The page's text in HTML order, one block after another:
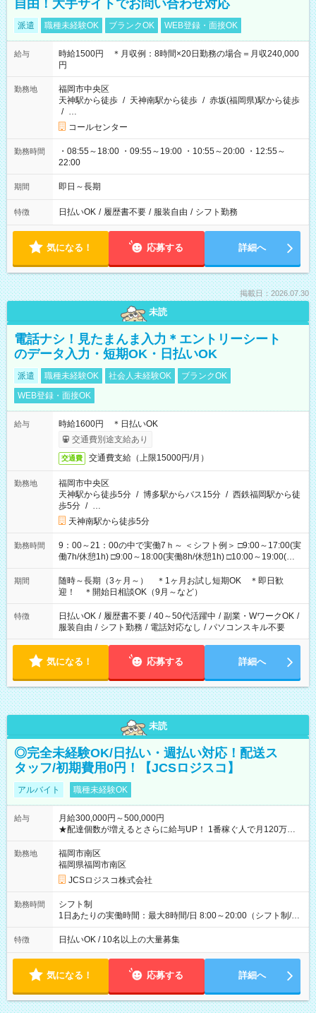
自由！大手サイトでお問い合わせ対応
派遣 職種未経験OK ブランクOK WEB登録・面接OK
給与
時給1500円 ＊月収例：8時間×20日勤務の場合＝月収240,000
円
勤務地
福岡市中央区
天神駅から徒歩 / 天神南駅から徒歩 / 赤坂(福岡県)駅から徒歩
/ …
コールセンター
勤務時間
・08:55～18:00 ・09:55～19:00 ・10:55～20:00 ・12:55～
22:00
期間 即日～長期
特徴 日払いOK / 履歴書不要 / 服装自由 / シフト勤務
気になる！ 応募する 詳細へ
掲載日：2026.07.30
未読
電話ナシ！見たまんま入力＊エントリーシート
のデータ入力・短期OK・日払いOK
派遣 職種未経験OK 社会人未経験OK
ブランクOK
WEB登録・面接OK
給与
時給1600円 ＊日払いOK
交通費別途支給あり
交通費 交通費支給（上限15000円/月）
勤務地
福岡市中央区
天神駅から徒歩5分 / 博多駅からバス15分 / 西鉄福岡駅から徒
歩5分 / …
天神南駅から徒歩5分
勤務時間
9：00～21：00の中で実働7ｈ～ ＜シフト例＞ □9:00～17:00(実
働7h/休憩1h) □9:00～18:00(実働8h/休憩1h) □10:00～19:00(実
働8h/休憩1h) □11:00～20:00(実働8h/休憩1h) □12:00～20:00(実
働7h/休憩1h) □12:00～21:00(実働7h/休憩1h) ＊固定OK ＊選べ
る時間帯！
期間
随時～長期（3ヶ月～） ＊1ヶ月お試し短期OK ＊即日歓
迎！ ＊開始日相談OK（9月～など）
特徴 日払いOK / 履歴書不要 / 40～50代活躍中 / 副業・WワークOK /
服装自由 / シフト勤務 / 電話対応なし / パソコンスキル不要
気になる！ 応募する 詳細へ
未読
◎完全未経験OK/日払い・週払い対応！配送ス
タッフ/初期費用0円！【JCSロジスコ】
アルバイト 職種未経験OK
給与
月給300,000円～500,000円
★配達個数が増えるとさらに給与UP！ 1番稼ぐ人で月120万ほ
ど！ ・主要都市エリア 月収55万円／週5日稼働 月収65万~112
万円／週6日稼働 ・地方郊外エリア 月収40万円／週5日稼働 月
収40万円~50万円／週6日稼働 ＜モデルイメージ＞ ■月収50万
円 (27歳男性/江東区在住)※元建築関係 1日150個配達×25日勤務
(日休み) ■月収80万円(43歳男性/墨田区在住)※元営業 1日200個
勤務地
福岡市南区
福岡県福岡市南区
JCSロジスコ株式会社
勤務時間
シフト制
1日あたりの実働時間：最大8時間/日 8:00～20:00（シフト制/実
働8時間） ※週5日勤務（場所次第では週4も有り） ※配達状況
によって時間外での勤務可能性有り ※案件により多少の前後あ
特徴 日払いOK / 10名以上の大量募集
気になる！ 応募する 詳細へ